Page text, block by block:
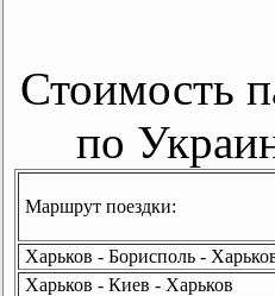
Стоимость
по
Маршрут поездки:
Харьков - Борисполь -
Харьков - Киев - Харьков